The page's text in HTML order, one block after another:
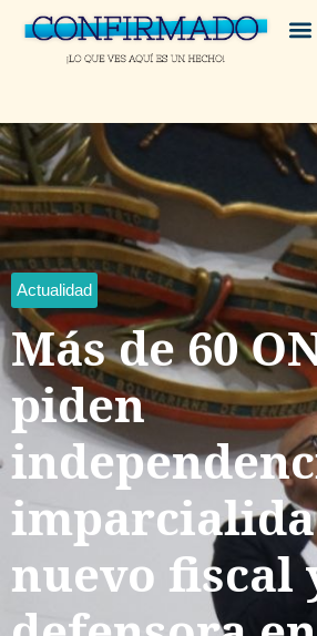
Actualidad
Más de 60
piden
nuevo fiscal